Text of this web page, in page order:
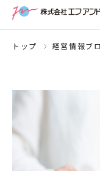
トップ 経営情報ブ